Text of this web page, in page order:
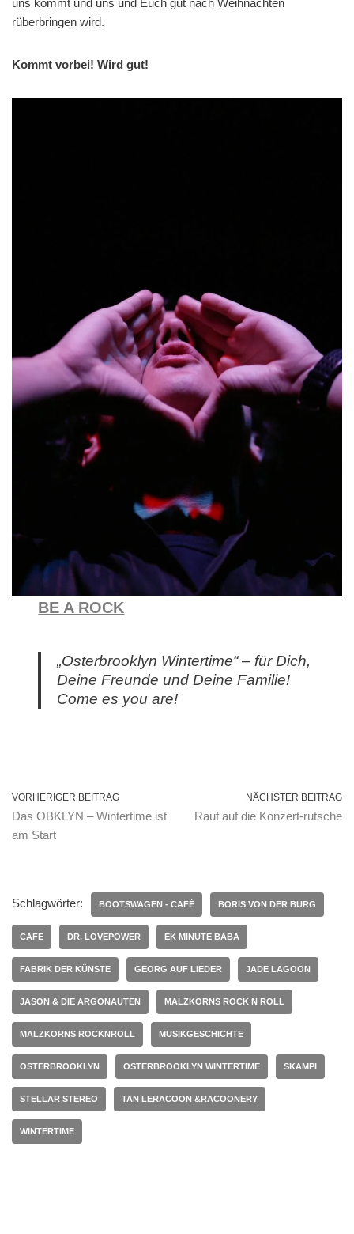
uns kommt und uns und Euch gut nach Weihnachten
rüberbringen wird.
Kommt vorbei! Wird gut!
BE A ROCK
„Osterbrooklyn Wintertime“ – für Dich,
Deine Freunde und Deine Familie!
Come es you are!
VORHERIGER BEITRAG
Das OBKLYN – Wintertime ist
am Start
NÄCHSTER BEITRAG
Rauf auf die Konzert-rutsche
Schlagwörter: BOOTSWAGEN - CAFÉ BORIS VON DER BURG
CAFE DR. LOVEPOWER EK MINUTE BABA
FABRIK DER KÜNSTE GEORG AUF LIEDER JADE LAGOON
JASON & DIE ARGONAUTEN MALZKORNS ROCK N ROLL
MALZKORNS ROCKNROLL MUSIKGESCHICHTE
OSTERBROOKLYN OSTERBROOKLYN WINTERTIME SKAMPI
STELLAR STEREO TAN LERACOON &RACOONERY
WINTERTIME